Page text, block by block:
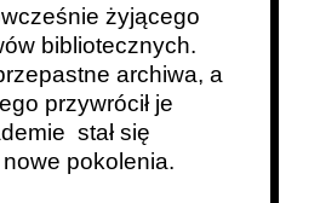
żyjącego
bibliotecznych.
archiwa, a
przywrócił je
stał się
pokolenia.